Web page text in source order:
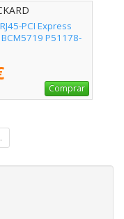
P51178-B21
PCI Express
P51178-
Comprar